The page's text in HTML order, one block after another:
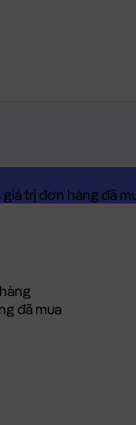
trị đơn hàng đã
đã mua